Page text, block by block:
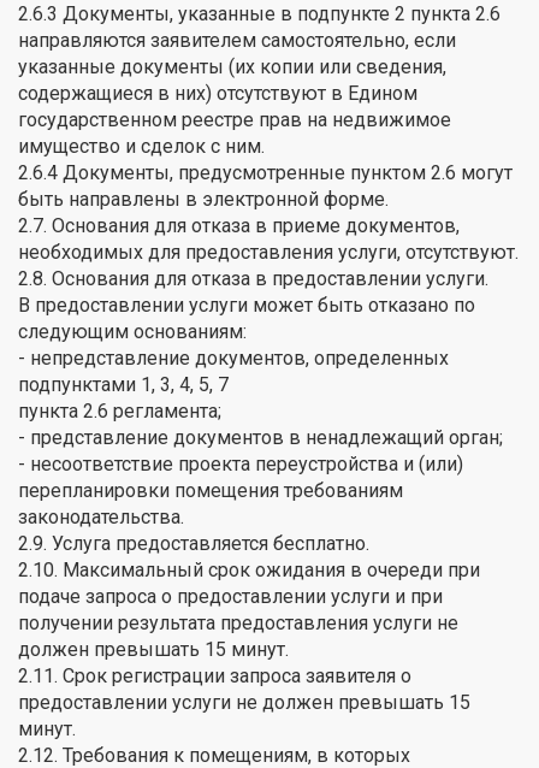
2.6.3 Документы, указанные в подпункте 2 пункта 2.6
направляются заявителем самостоятельно, если
указанные документы (их копии или сведения,
содержащиеся в них) отсутствуют в Едином
государственном реестре прав на недвижимое
имущество и сделок с ним.
2.6.4 Документы, предусмотренные пунктом 2.6 могут
быть направлены в электронной форме.
2.7. Основания для отказа в приеме документов,
необходимых для предоставления услуги, отсутствуют.
2.8. Основания для отказа в предоставлении услуги.
В предоставлении услуги может быть отказано по
следующим основаниям:
- непредставление документов, определенных
подпунктами 1, 3, 4, 5, 7
пункта 2.6 регламента;
- представление документов в ненадлежащий орган;
- несоответствие проекта переустройства и (или)
перепланировки помещения требованиям
законодательства.
2.9. Услуга предоставляется бесплатно.
2.10. Максимальный срок ожидания в очереди при
подаче запроса о предоставлении услуги и при
получении результата предоставления услуги не
должен превышать 15 минут.
2.11. Срок регистрации запроса заявителя о
предоставлении услуги не должен превышать 15
минут.
2.12. Требования к помещениям, в которых